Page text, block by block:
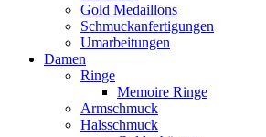
Gold Medaillons
Schmuckanfertigungen
Umarbeitungen
Damen
Ringe
Memoire Ringe
Armschmuck
Halsschmuck